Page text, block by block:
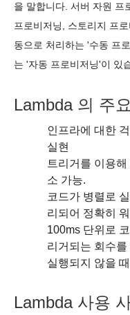
을 말합니다. 서버 자원 프
프로비저닝, 스토리지 프
동으로 처리하는 '수동 프
는 '자동 프로비저닝'이 있
Lambda 의 주
인프라에 대한
실현
트리거를 이용
소 가능.
코드가 병렬로
리되어 정확히
100ms 단위로
리거되는 회수
실행되지 않을
Lambda 사용